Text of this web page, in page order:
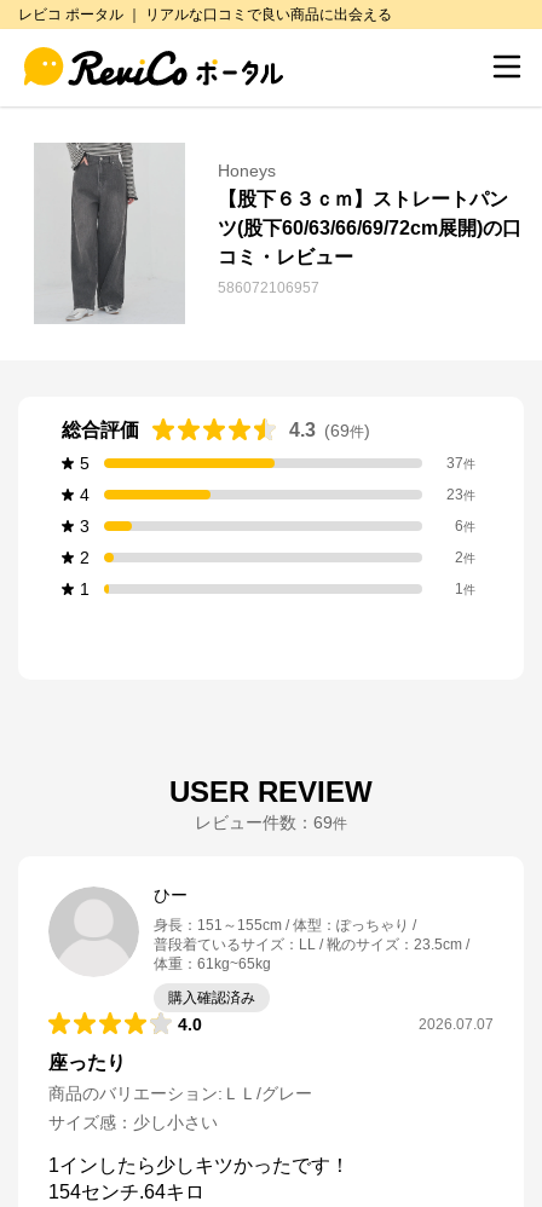
レビコ ポータル ｜ リアルな口コミで良い商品に出会える
Honeys
【股下６３ｃｍ】ストレートパン
ツ(股下60/63/66/69/72cm展開)の口
コミ・レビュー
586072106957
総合評価 4.3 (69件)
5
37件
4 23件
3 6件
2 2件
1 1件
USER REVIEW
レビュー件数： 69件
ひー
身長 ： 151～155cm 体型 ： ぽっちゃり
普段着ているサイズ ： LL 靴のサイズ ： 23.5cm
体重 ： 61kg~65kg
購入確認済み
4.0 2026.07.07
座ったり
商品のバリエーション: ＬＬ/グレー
サイズ感 ： 少し小さい
1インしたら少しキツかったです！
154センチ.64キロ